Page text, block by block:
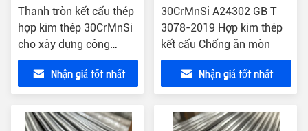
hình
Thanh tròn kết cấu thép
hợp kim thép 30CrMnSi
cho xây dựng công
nghiệp
Nhận giá tốt nhất
hình
30CrMnSi A24302 GB T
3078-2019 Hợp kim thép
kết cấu Chống ăn mòn
Nhận giá tốt nhất